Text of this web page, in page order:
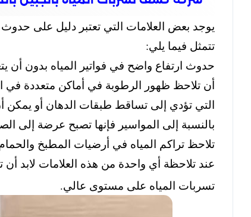
يوجد بعض العلامات التي تعتبر دليل على
تتمثل فيما يلي:
حدوث ارتفاع واضح في فواتير المياه بدون أن
أن تلاحظ ظهور الرطوبة في أماكن متعددة في
التي تؤدي إلى تساقط طبقات الدهان أو
بالنسبة إلى المواسير فإنها تصبح عرضة إلى
تلاحظ تراكم المياه في أرضيات المطبخ
عند تلاحظة أي واحدة من هذه العلامات لابد
تسربات المياه على مستوى عالي.